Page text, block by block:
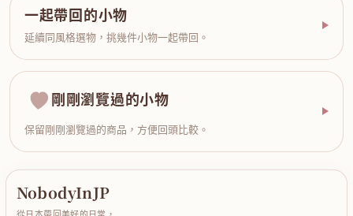
一起帶回的小物
延續同風格選物，挑幾件小物一起帶回。
剛剛瀏覽過的小物
保留剛剛瀏覽過的商品，方便回頭比較。
NobodyInJP